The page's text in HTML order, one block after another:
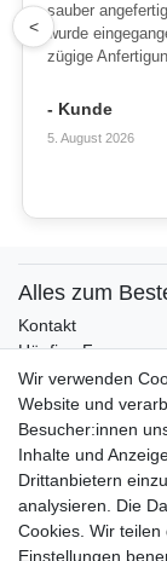
sauber
wurde
zügige
- Kunde
5. August 2026
<
Alles zum
Kontakt
Häufige Fragen
Widerrufsrecht
Vertrag
Über uns und
Wir verwenden
Website und
Besucher:innen
Inhalte und
Drittanbietern
analysieren. Die
Cookies. Wir
Einstellungen